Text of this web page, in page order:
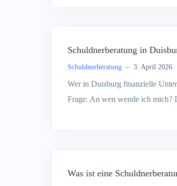
Schuldnerberatung in
Schuldnerberatung – 3. April 2026
Wer in Duisburg finanzielle
Frage: An wen wende ich
Was ist eine